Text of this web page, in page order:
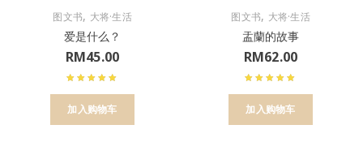
图文书, 大将·生活
爱是什么？
RM45.00
加入购物车
图文书, 大将·生活
盂蘭的故事
RM62.00
加入购物车